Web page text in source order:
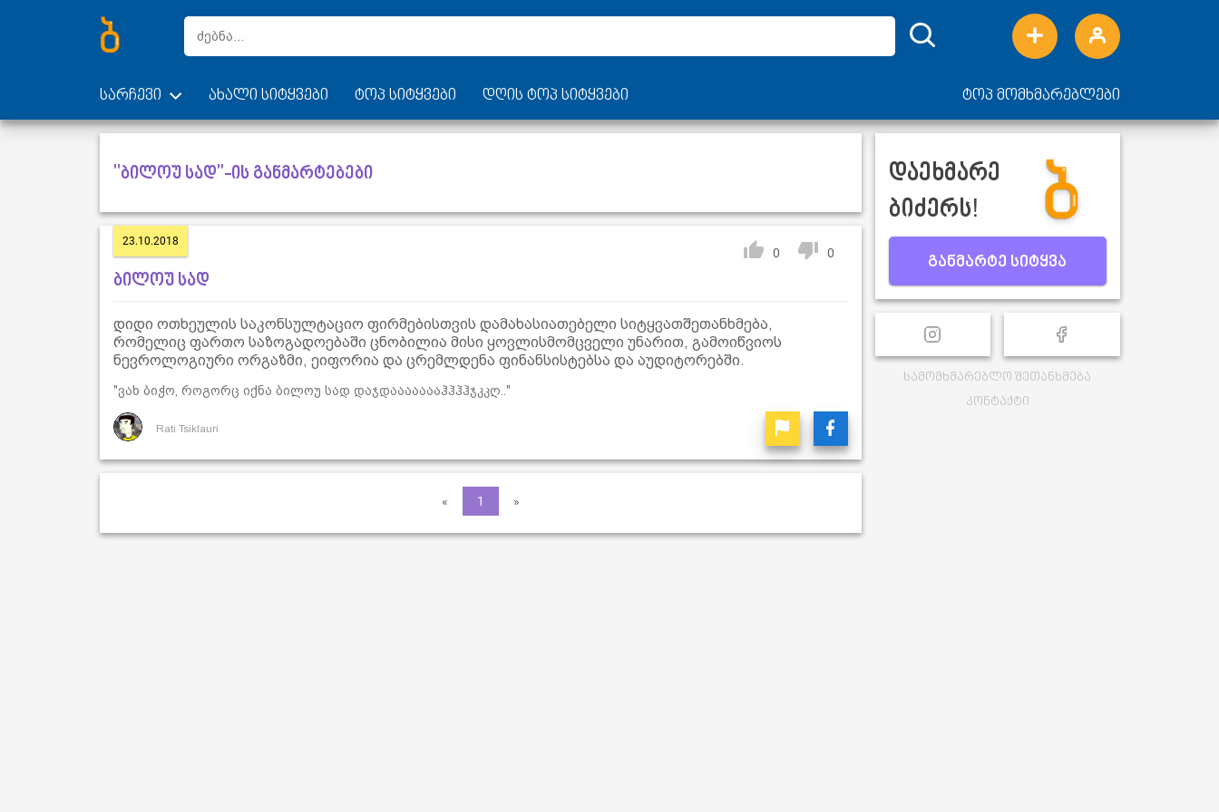
სარჩევი ახალი სიტყვები ტოპ სიტყვები დღის ტოპ სიტყვები ტოპ მომხმარებლები
"ბილოუ სად"-ის განმარტებები
23.10.2018
0 0
ბილოუ სად
დიდი ოთხეულის საკონსულტაციო ფირმებისთვის დამახასიათებელი სიტყვათშეთანხმება,
რომელიც ფართო საზოგადოებაში ცნობილია მისი ყოვლისმომცველი უნარით, გამოიწვიოს
ნევროლოგიური ორგაზმი, ეიფორია და ცრემლდენა ფინანსისტებსა და აუდიტორებში.
"ვახ ბიჭო, როგორც იქნა ბილოუ სად დაჯდაააააააჰჰჰჰჯკკღ.."
Rati Tsiklauri
« 1 »
დაეხმარე
ბიძერს!
განმარტე სიტყვა
სამომხმარებლო შეთანხმება
კონტაქტი